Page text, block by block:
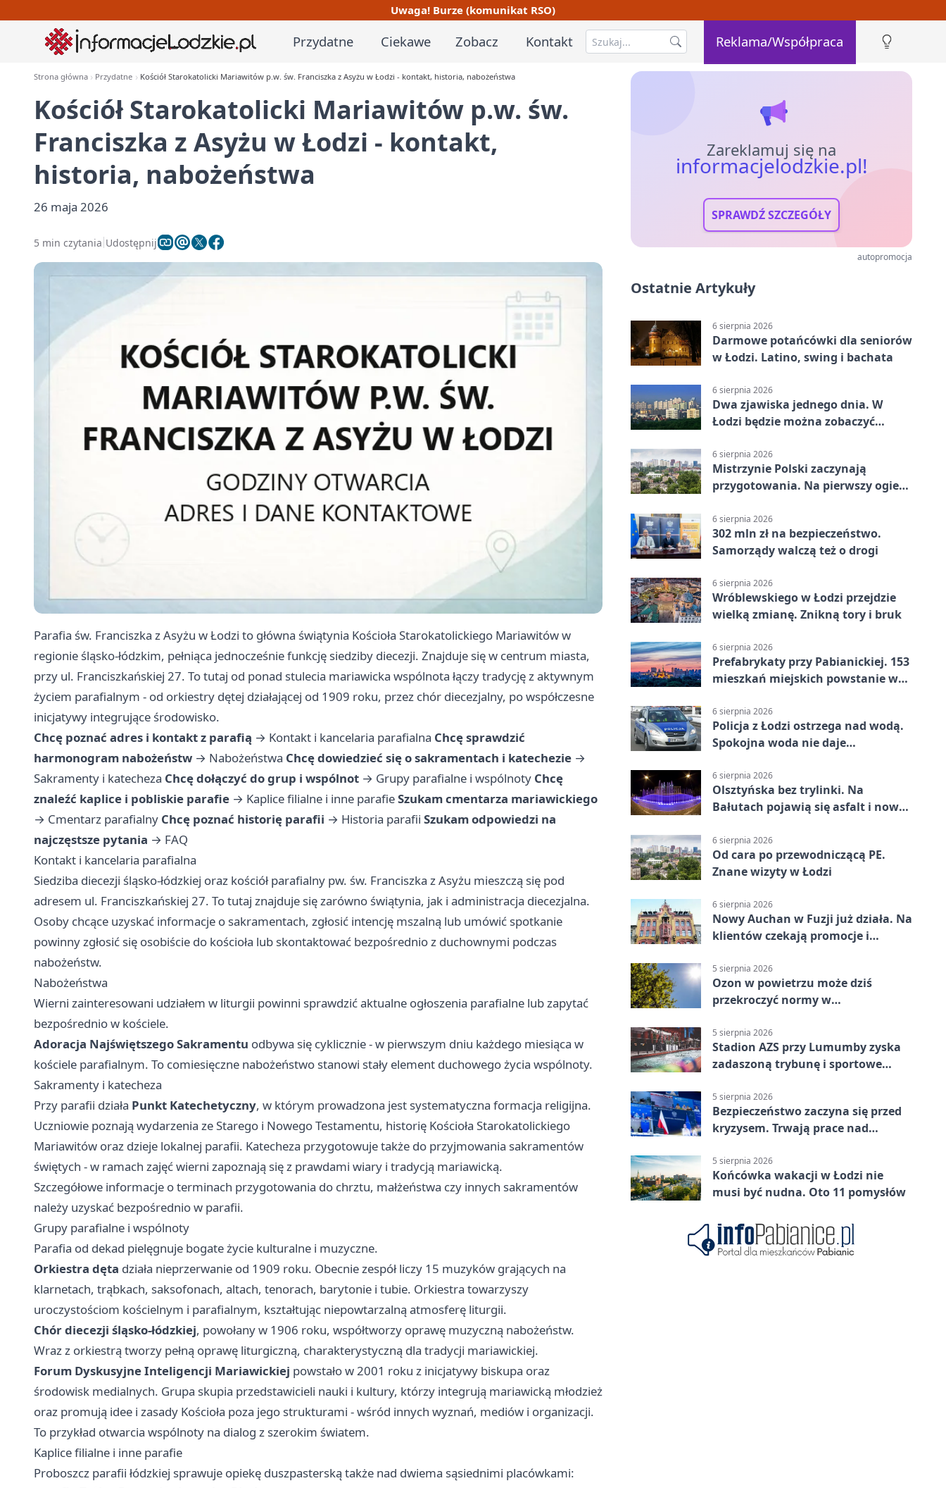
Uwaga! Burze (komunikat RSO)
Przydatne Ciekawe Zobacz Kontakt Reklama/Współpraca
Strona główna Przydatne Kościół Starokatolicki Mariawitów p.w. św. Franciszka z Asyżu w Łodzi - kontakt, historia, nabożeństwa
Kościół Starokatolicki Mariawitów p.w. św.
Franciszka z Asyżu w Łodzi - kontakt,
historia, nabożeństwa
26 maja 2026
5 min czytania Udostępnij
Parafia św. Franciszka z Asyżu w Łodzi to główna świątynia Kościoła Starokatolickiego Mariawitów w
regionie śląsko-łódzkim, pełniąca jednocześnie funkcję siedziby diecezji. Znajduje się w centrum miasta,
przy ul. Franciszkańskiej 27. To tutaj od ponad stulecia mariawicka wspólnota łączy tradycję z aktywnym
życiem parafialnym - od orkiestry dętej działającej od 1909 roku, przez chór diecezjalny, po współczesne
inicjatywy integrujące środowisko.
Chcę poznać adres i kontakt z parafią → Kontakt i kancelaria parafialna Chcę sprawdzić
harmonogram nabożeństw → Nabożeństwa Chcę dowiedzieć się o sakramentach i katechezie →
Sakramenty i katecheza Chcę dołączyć do grup i wspólnot → Grupy parafialne i wspólnoty Chcę
znaleźć kaplice i pobliskie parafie → Kaplice filialne i inne parafieSzukam cmentarza mariawickiego
→ Cmentarz parafialny Chcę poznać historię parafii → Historia parafii Szukam odpowiedzi na
najczęstsze pytania → FAQ
Kontakt i kancelaria parafialna
Siedziba diecezji śląsko-łódzkiej oraz kościół parafialny pw. św. Franciszka z Asyżu mieszczą się pod
adresem ul. Franciszkańskiej 27. To tutaj znajduje się zarówno świątynia, jak i administracja diecezjalna.
Osoby chcące uzyskać informacje o sakramentach, zgłosić intencję mszalną lub umówić spotkanie
powinny zgłosić się osobiście do kościoła lub skontaktować bezpośrednio z duchownymi podczas
nabożeństw.
Nabożeństwa
Wierni zainteresowani udziałem w liturgii powinni sprawdzić aktualne ogłoszenia parafialne lub zapytać
bezpośrednio w kościele.
Adoracja Najświętszego Sakramentu odbywa się cyklicznie - w pierwszym dniu każdego miesiąca w
kościele parafialnym. To comiesięczne nabożeństwo stanowi stały element duchowego życia wspólnoty.
Sakramenty i katecheza
Przy parafii działa Punkt Katechetyczny, w którym prowadzona jest systematyczna formacja religijna.
Uczniowie poznają wydarzenia ze Starego i Nowego Testamentu, historię Kościoła Starokatolickiego
Mariawitów oraz dzieje lokalnej parafii. Katecheza przygotowuje także do przyjmowania sakramentów
świętych - w ramach zajęć wierni zapoznają się z prawdami wiary i tradycją mariawicką.
Szczegółowe informacje o terminach przygotowania do chrztu, małżeństwa czy innych sakramentów
należy uzyskać bezpośrednio w parafii.
Grupy parafialne i wspólnoty
Parafia od dekad pielęgnuje bogate życie kulturalne i muzyczne.
Orkiestra dęta działa nieprzerwanie od 1909 roku. Obecnie zespół liczy 15 muzyków grających na
klarnetach, trąbkach, saksofonach, altach, tenorach, barytonie i tubie. Orkiestra towarzyszy
uroczystościom kościelnym i parafialnym, kształtując niepowtarzalną atmosferę liturgii.
Chór diecezji śląsko-łódzkiej, powołany w 1906 roku, współtworzy oprawę muzyczną nabożeństw.
Wraz z orkiestrą tworzy pełną oprawę liturgiczną, charakterystyczną dla tradycji mariawickiej.
Forum Dyskusyjne Inteligencji Mariawickiej powstało w 2001 roku z inicjatywy biskupa oraz
środowisk medialnych. Grupa skupia przedstawicieli nauki i kultury, którzy integrują mariawicką młodzież
oraz promują idee i zasady Kościoła poza jego strukturami - wśród innych wyznań, mediów i organizacji.
To przykład otwarcia wspólnoty na dialog z szerokim światem.
Kaplice filialne i inne parafie
Proboszcz parafii łódzkiej sprawuje opiekę duszpasterską także nad dwiema sąsiednimi placówkami:
Zareklamuj się na
informacjelodzkie.pl!
SPRAWDŹ SZCZEGÓŁY
autopromocja
Ostatnie Artykuły
6 sierpnia 2026
Darmowe potańcówki dla seniorów
w Łodzi. Latino, swing i bachata
6 sierpnia 2026
Dwa zjawiska jednego dnia. W
Łodzi będzie można zobaczyć
6 sierpnia 2026
Mistrzynie Polski zaczynają
przygotowania. Na pierwszy ogień
6 sierpnia 2026
302 mln zł na bezpieczeństwo.
Samorządy walczą też o drogi
6 sierpnia 2026
Wróblewskiego w Łodzi przejdzie
wielką zmianę. Znikną tory i bruk
6 sierpnia 2026
Prefabrykaty przy Pabianickiej. 153
mieszkań miejskich powstanie w
6 sierpnia 2026
Policja z Łodzi ostrzega nad wodą.
Spokojna woda nie daje
6 sierpnia 2026
Olsztyńska bez trylinki. Na
Bałutach pojawią się asfalt i nowe
6 sierpnia 2026
Od cara po przewodniczącą PE.
Znane wizyty w Łodzi
6 sierpnia 2026
Nowy Auchan w Fuzji już działa. Na
klientów czekają promocje i
5 sierpnia 2026
Ozon w powietrzu może dziś
przekroczyć normy w
5 sierpnia 2026
Stadion AZS przy Lumumby zyska
zadaszoną trybunę i sportowe
5 sierpnia 2026
Bezpieczeństwo zaczyna się przed
kryzysem. Trwają prace nad
5 sierpnia 2026
Końcówka wakacji w Łodzi nie
musi być nudna. Oto 11 pomysłów